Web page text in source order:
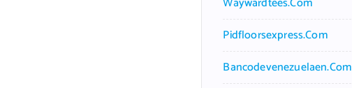
Pidfloorsexpress.com
Bancodevenezuelaen.com